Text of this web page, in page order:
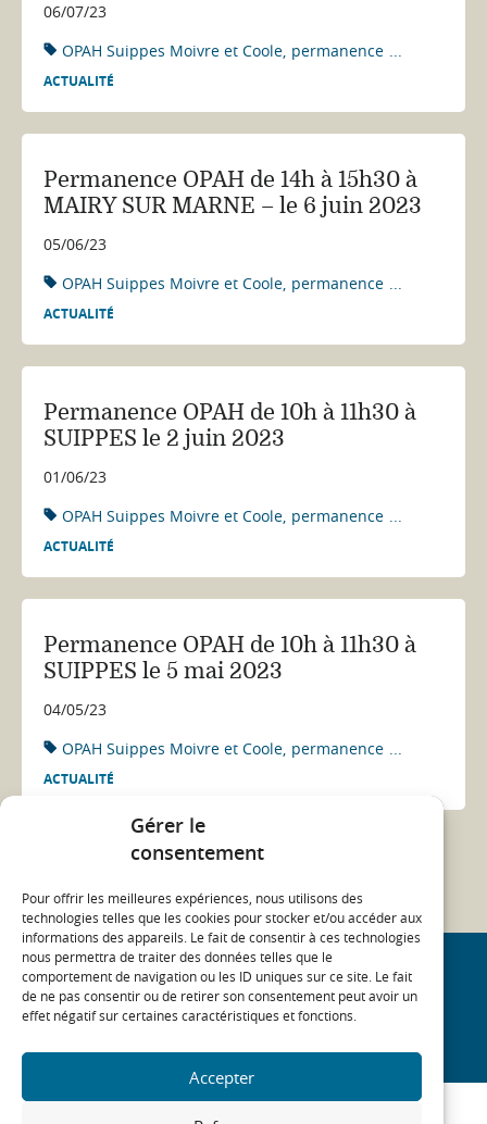
Gérer le
consentement
Pour offrir les meilleures expériences, nous utilisons des
technologies telles que les cookies pour stocker et/ou accéder aux
informations des appareils. Le fait de consentir à ces technologies
nous permettra de traiter des données telles que le
comportement de navigation ou les ID uniques sur ce site. Le fait
de ne pas consentir ou de retirer son consentement peut avoir un
effet négatif sur certaines caractéristiques et fonctions.
Accepter
06/07/23
OPAH Suippes Moivre et Coole permanence ...
ACTUALITÉ
Permanence OPAH de 14h à 15h30 à
MAIRY SUR MARNE – le 6 juin 2023
05/06/23
OPAH Suippes Moivre et Coole permanence ...
ACTUALITÉ
Permanence OPAH de 10h à 11h30 à
SUIPPES le 2 juin 2023
01/06/23
OPAH Suippes Moivre et Coole permanence ...
ACTUALITÉ
Permanence OPAH de 10h à 11h30 à
SUIPPES le 5 mai 2023
04/05/23
OPAH Suippes Moivre et Coole permanence ...
ACTUALITÉ
REJOIGNEZ NOTRE COMMUNAUTÉ
On
On
On
On